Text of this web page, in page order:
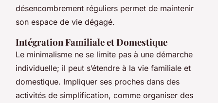
désencombrement réguliers permet de maintenir
son espace de vie dégagé.
Intégration Familiale et Domestique
Le minimalisme ne se limite pas à une démarche
individuelle; il peut s’étendre à la vie familiale et
domestique. Impliquer ses proches dans des
activités de simplification, comme organiser des